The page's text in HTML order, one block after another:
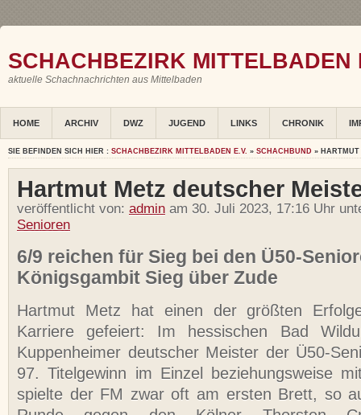
SCHACHBEZIRK MITTELBADEN
aktuelle Schachnachrichten aus Mittelbaden
HOME ARCHIV DWZ JUGEND LINKS CHRONIK
SIE BEFINDEN SICH HIER : SCHACHBEZIRK MITTELBADEN E.V. » SCHACHBUND » HARTMUT
Hartmut Metz deutscher
veröffentlicht von: admin am 30. Juli 2023, 17:16 Uhr
Senioren
6/9 reichen für Sieg bei den Ü50-
Königsgambit Sieg über Zude
Hartmut Metz hat einen der größten
Karriere gefeiert: Im hessischen Bad
Kuppenheimer deutscher Meister der Ü50-
97. Titelgewinn im Einzel beziehungsweise
spielte der FM zwar oft am ersten Brett, so